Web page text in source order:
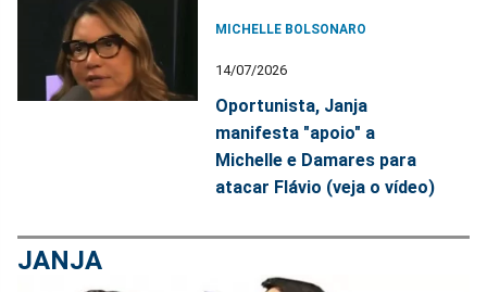
MICHELLE BOLSONARO
14/07/2026
Oportunista, Janja
manifesta "apoio" a
Michelle e Damares para
atacar Flávio (veja o vídeo)
JANJA